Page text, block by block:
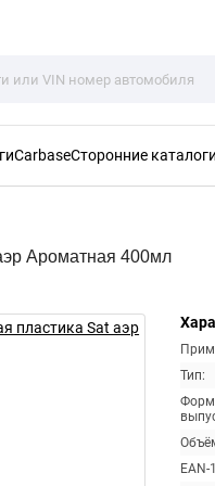
CarbaseСторонние каталоги
Ароматная 400мл
Тип:
EAN-